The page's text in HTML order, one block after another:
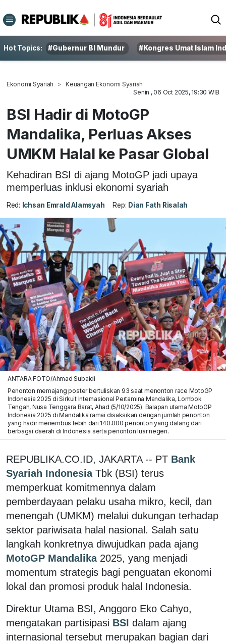
Hot Topics: #Gubernur BI Mundur #Kongres Umat Islam
Ekonomi Syariah
Keuangan Ekonomi Syariah
Senin , 06 Oct 2025, 19:30 WIB
BSI Hadir di MotoGP
Mandalika, Perluas Akses
UMKM Halal ke Pasar Global
Kehadiran BSI di ajang MotoGP jadi upaya
memperluas inklusi ekonomi syariah
Red: Ichsan Emrald Alamsyah Rep: Dian Fath Risalah
ANTARA FOTO/Ahmad Subaidi
Penonton memajang poster bertuliskan 93 saat menonton race MotoGP
Indonesia 2025 di Sirkuit Internasional Pertamina Mandalika, Lombok
Tengah, Nusa Tenggara Barat, Ahad (5/10/2025). Balapan utama MotoGP
Indonesia 2025 di Mandalika ramai disaksikan dengan jumlah penonton
yang hadir menembus lebih dari 140.000 penonton yang datang dari
berbagai daerah di Indonesia serta penonton luar negeri.
REPUBLIKA.CO.ID, JAKARTA -- PT Bank
Syariah Indonesia Tbk (BSI) terus
memperkuat komitmennya dalam
pemberdayaan pelaku usaha mikro, kecil, dan
menengah (UMKM) melalui dukungan terhadap
sektor pariwisata halal nasional. Salah satu
langkah konkretnya diwujudkan pada ajang
MotoGP Mandalika 2025, yang menjadi
momentum strategis bagi penguatan ekonomi
lokal dan promosi produk halal Indonesia.
Direktur Utama BSI, Anggoro Eko Cahyo,
mengatakan partisipasi BSI dalam ajang
internasional tersebut merupakan bagian dari